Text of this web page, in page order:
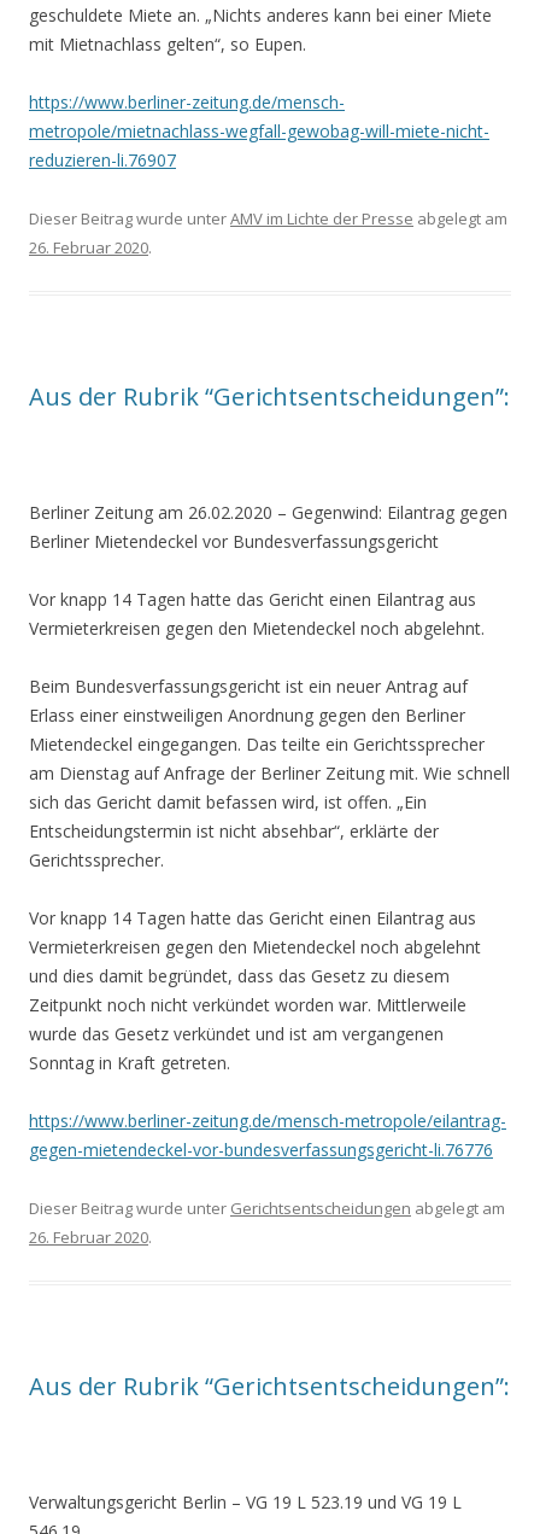
geschuldete Miete an. „Nichts anderes kann bei einer Miete
mit Mietnachlass gelten“, so Eupen.
https://www.berliner-zeitung.de/mensch-
metropole/mietnachlass-wegfall-gewobag-will-miete-nicht-
reduzieren-li.76907
Dieser Beitrag wurde unterAMV im Lichte der Presse abgelegt am
26. Februar 2020.
Aus der Rubrik “Gerichtsentscheidungen”:
Berliner Zeitung am 26.02.2020 – Gegenwind: Eilantrag gegen
Berliner Mietendeckel vor Bundesverfassungsgericht
Vor knapp 14 Tagen hatte das Gericht einen Eilantrag aus
Vermieterkreisen gegen den Mietendeckel noch abgelehnt.
Beim Bundesverfassungsgericht ist ein neuer Antrag auf
Erlass einer einstweiligen Anordnung gegen den Berliner
Mietendeckel eingegangen. Das teilte ein Gerichtssprecher
am Dienstag auf Anfrage der Berliner Zeitung mit. Wie schnell
sich das Gericht damit befassen wird, ist offen. „Ein
Entscheidungstermin ist nicht absehbar“, erklärte der
Gerichtssprecher.
Vor knapp 14 Tagen hatte das Gericht einen Eilantrag aus
Vermieterkreisen gegen den Mietendeckel noch abgelehnt
und dies damit begründet, dass das Gesetz zu diesem
Zeitpunkt noch nicht verkündet worden war. Mittlerweile
wurde das Gesetz verkündet und ist am vergangenen
Sonntag in Kraft getreten.
https://www.berliner-zeitung.de/mensch-metropole/eilantrag-
gegen-mietendeckel-vor-bundesverfassungsgericht-li.76776
Dieser Beitrag wurde unter Gerichtsentscheidungen abgelegt am
26. Februar 2020.
Aus der Rubrik “Gerichtsentscheidungen”:
Verwaltungsgericht Berlin – VG 19 L 523.19 und VG 19 L